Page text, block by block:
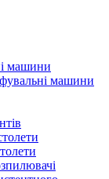
машини
машини